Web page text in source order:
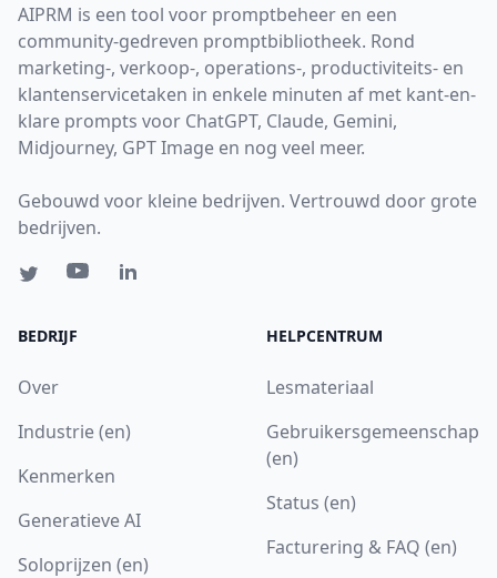
AIPRM is een tool voor promptbeheer en een
community-gedreven promptbibliotheek. Rond
marketing-, verkoop-, operations-, productiviteits- en
klantenservicetaken in enkele minuten af met kant-en-
klare prompts voor ChatGPT, Claude, Gemini,
Midjourney, GPT Image en nog veel meer.
Gebouwd voor kleine bedrijven. Vertrouwd door grote
bedrijven.
BEDRIJF
Over
Industrie (en)
Kenmerken
Generatieve AI
Soloprijzen (en)
HELPCENTRUM
Lesmateriaal
Gebruikersgemeenschap
(en)
Status (en)
Facturering & FAQ (en)